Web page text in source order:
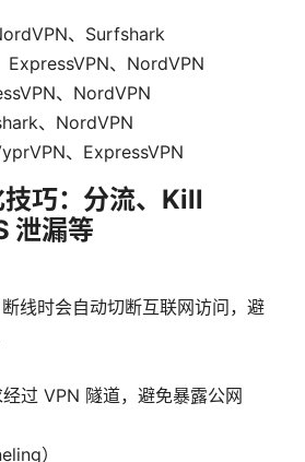
、Surfshark
ExpressVPN、NordVPN
、NordVPN
、NordVPN
、ExpressVPN
巧：分流、Kill
泄漏等
线时会自动切断互联网访问，避
过 VPN 隧道，避免暴露公网
）